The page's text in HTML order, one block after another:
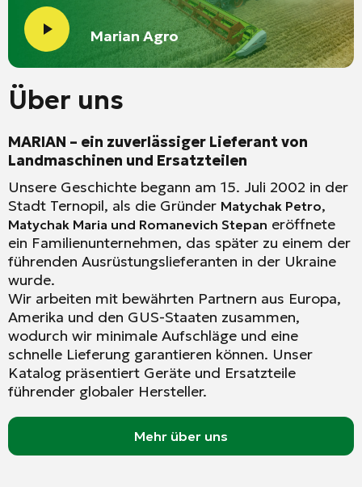
Marian Agro
Über uns
MARIAN – ein zuverlässiger Lieferant von
Landmaschinen und Ersatzteilen
Unsere Geschichte begann am 15. Juli 2002 in der
Stadt Ternopil, als die Gründer Matychak Petro,
Matychak Maria und Romanevich Stepan eröffnete
ein Familienunternehmen, das später zu einem der
führenden Ausrüstungslieferanten in der Ukraine
wurde.
Wir arbeiten mit bewährten Partnern aus Europa,
Amerika und den GUS-Staaten zusammen,
wodurch wir minimale Aufschläge und eine
schnelle Lieferung garantieren können. Unser
Katalog präsentiert Geräte und Ersatzteile
führender globaler Hersteller.
Mehr über uns